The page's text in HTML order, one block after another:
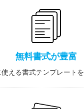
無料書式が豊富
える書式テンプレート